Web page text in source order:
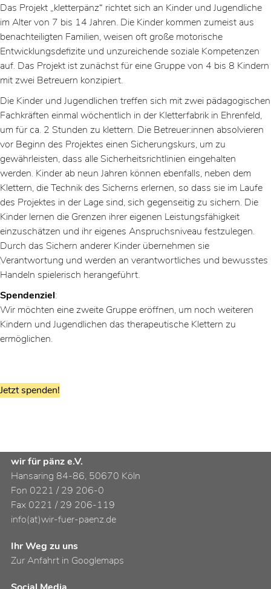
Das Projekt „kletterpänz“ richtet sich an Kinder und Jugendliche
im Alter von 7 bis 14 Jahren. Die Kinder kommen zumeist aus
benachteiligten Familien, weisen oft große motorische
Entwicklungsdefizite und unzureichende soziale Kompetenzen
auf. Das Projekt ist zunächst für eine Gruppe von 4 bis 8 Kindern
mit zwei Betreuern konzipiert.
Die Kinder und Jugendlichen treffen sich mit zwei pädagogischen
Fachkräften einmal wöchentlich in der Kletterfabrik in Ehrenfeld,
um für ca. 2 Stunden zu klettern. Die Betreuer:innen absolvieren
vor Beginn des Projektes einen Sicherungskurs, um zu
gewährleisten, dass alle Sicherheitsrichtlinien eingehalten
werden. Kinder ab neun Jahren können ebenfalls, neben dem
Klettern, die Technik des Sicherns erlernen, so dass sie im Laufe
des Projektes in der Lage sind, sich gegenseitig zu sichern. Die
Kinder lernen die Grenzen ihrer eigenen Leistungsfähigkeit
einzuschätzen und ihr eigenes Anspruchsniveau festzulegen.
Durch das Sichern anderer Kinder übernehmen sie
Verantwortung und werden an verantwortliches und bewusstes
Handeln spielerisch herangeführt.
Spendenziel:
Wir möchten eine zweite Gruppe eröffnen, um noch weiteren
Kindern und Jugendlichen das therapeutische Klettern zu
ermöglichen.
Jetzt spenden!
wir für pänz e.V.
Hansaring 84-86, 50670 Köln
Fon 0221 / 29 206-0
Fax 0221 / 29 206-119
info(at)wir-fuer-paenz.de
Ihr Weg zu uns
Zur Anfahrt in Googlemaps